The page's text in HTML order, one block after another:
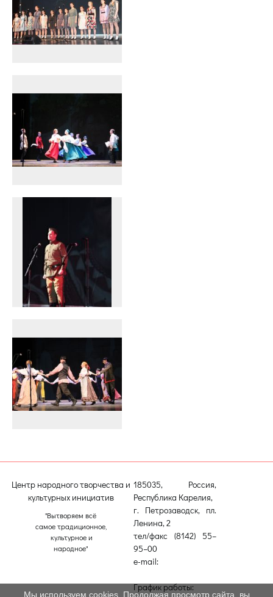
Центр народного творчества и
культурных инициатив
"Вытворяем всё
самое традиционное,
культурное и
народное"
185035, Россия,
Республика Карелия,
г. Петрозаводск, пл.
Ленина, 2
тел/факс (8142) 55–
95–00
e-mail:
График работы:
Мы используем cookies. Продолжая просмотр сайта, вы